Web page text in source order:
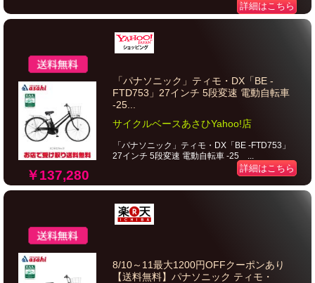
詳細はこちら
￥137,280
「パナソニック」ティモ・DX「BE -
FTD753」27インチ 5段変速 電動自転車
-25...
サイクルベースあさひYahoo!店
「パナソニック」ティモ・DX「BE -FTD753」
27インチ 5段変速 電動自転車 -25 ...
詳細はこちら
8/10～11最大1200円OFFクーポンあり
【送料無料】パナソニック ティモ・